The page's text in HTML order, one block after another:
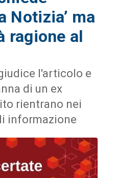
Notizia’ ma
ragione al
l'articolo e
di un ex
rientrano nei
informazione